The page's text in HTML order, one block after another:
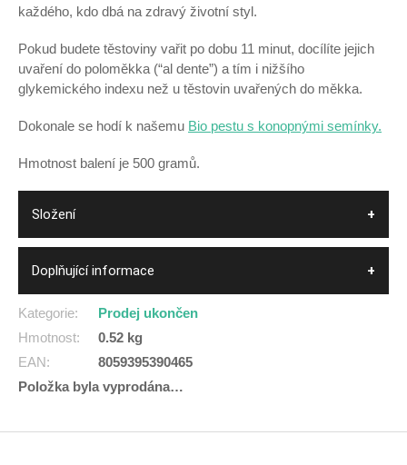
každého, kdo dbá na zdravý životní styl.
Pokud budete těstoviny vařit po dobu 11 minut, docílíte jejich
uvaření do poloměkka (“al dente”) a tím i nižšího
glykemického indexu než u těstovin uvařených do měkka.
Dokonale se hodí k našemu Bio pestu s konopnými semínky.
Hmotnost balení je 500 gramů.
Složení
Doplňující informace
Kategorie:
Prodej ukončen
Hmotnost:
0.52 kg
EAN:
8059395390465
Položka byla vyprodána…